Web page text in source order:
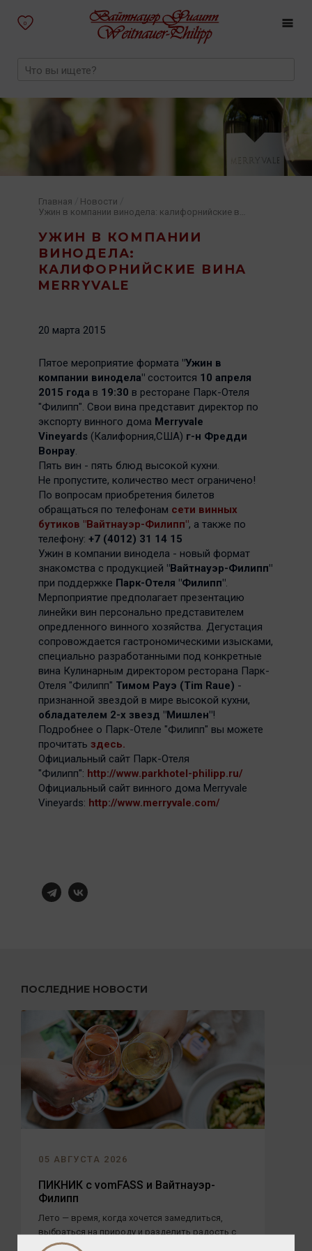
0
УЖИН В КОМПАНИИ
ВИНОДЕЛА:
КАЛИФОРНИЙСКИЕ ВИНА
MERRYVALE
Главная Новости
Ужин в компании винодела: калифорнийские вина Merryvale
20 марта 2015
Пятое мероприятие формата "Ужин в
компании винодела" состоится 10 апреля
2015 года в 19:30 в ресторане Парк-Отеля
"Филипп". Свои вина представит директор по
экспорту винного дома Merryvale
Vineyards (Калифорния,США) г-н Фредди
Вонрау.
Пять вин - пять блюд высокой кухни.
Не пропустите, количество мест ограничено!
По вопросам приобретения билетов
обращаться по телефонам сети винных
бутиков "Вайтнауэр-Филипп", а также по
телефону: +7 (4012) 31 14 15
Ужин в компании винодела - новый формат
знакомства с продукцией "Вайтнауэр-Филипп"
при поддержке Парк-Отеля "Филипп".
Мерпоприятие предполагает презентацию
линейки вин персонально представителем
опредленного винного хозяйства. Дегустация
сопровождается гастрономическими изысками,
специально разработанными под конкретные
вина Кулинарным директором ресторана Парк-
Отеля "Филипп" Тимом Рауэ (Tim Raue) -
признанной звездой в мире высокой кухни,
обладателем 2-х звезд "Мишлен"!
Подробнее о Парк-Отеле "Филипп" вы можете
прочитать здесь.
Официальный сайт Парк-Отеля
"Филипп": http://www.parkhotel-philipp.ru/
Официальный сайт винного дома Merryvale
Vineyards: http://www.merryvale.com/
ПОСЛЕДНИЕ НОВОСТИ
05 АВГУСТА 2026
ПИКНИК с vomFASS и Вайтнауэр-
Филипп
Лето — время, когда хочется замедлиться,
выбраться на природу и разделить радость с
близкими. А чтобы это...